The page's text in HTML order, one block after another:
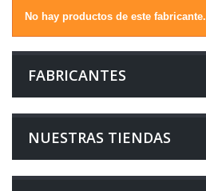
No hay productos de este fabricante.
FABRICANTES
NUESTRAS TIENDAS